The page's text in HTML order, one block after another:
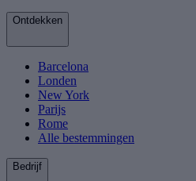
Ontdekken
Barcelona
Londen
New York
Parijs
Rome
Alle bestemmingen
Bedrijf